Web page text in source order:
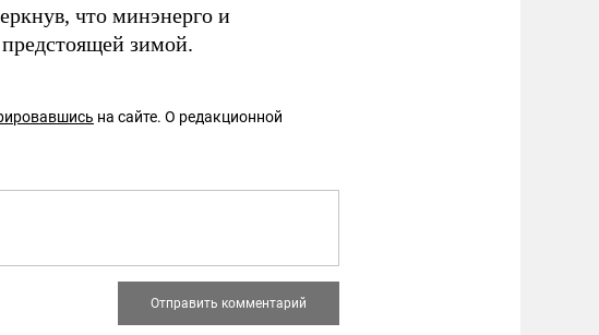
что минэнерго и
зимой.
на сайте. О редакционной